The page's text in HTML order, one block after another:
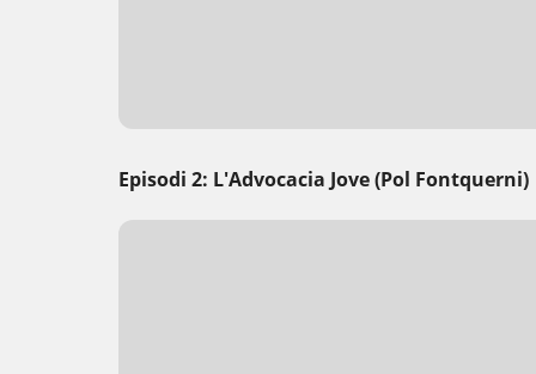
Episodi 2: L'Advocacia Jove (Pol Fontquerni)